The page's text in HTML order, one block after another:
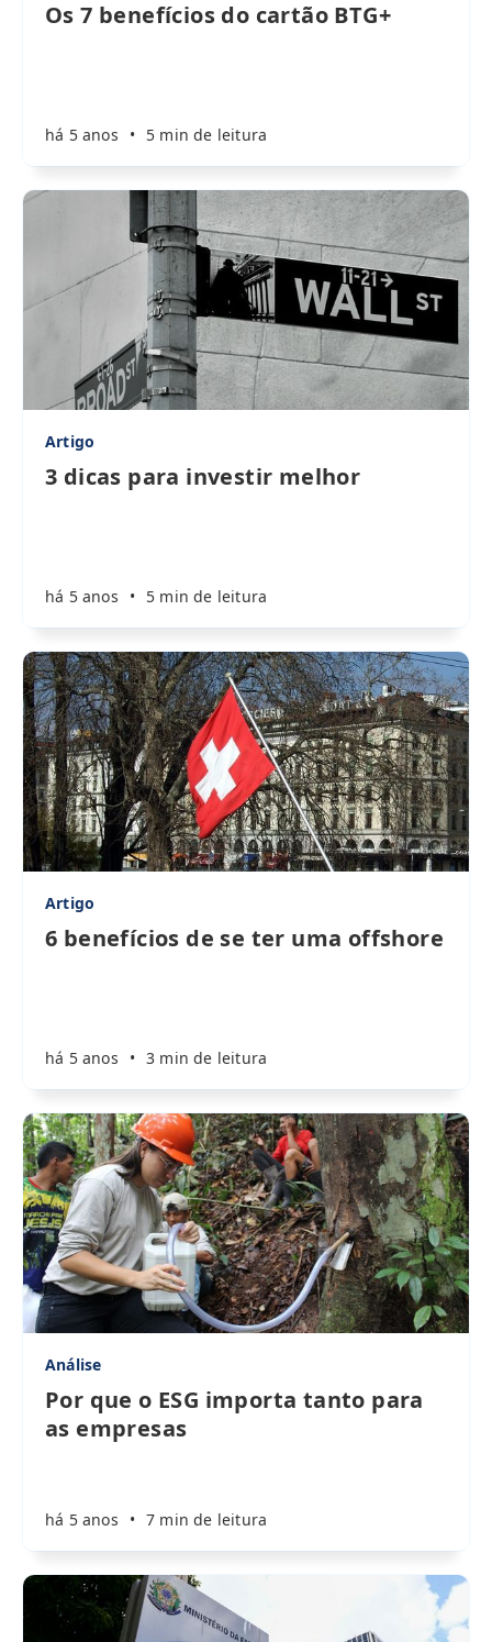
Os 7 benefícios do cartão BTG+
há 5 anos • 5 min de leitura
Artigo
3 dicas para investir melhor
há 5 anos • 5 min de leitura
Artigo
6 benefícios de se ter uma offshore
há 5 anos • 3 min de leitura
Análise
Por que o ESG importa tanto para
as empresas
há 5 anos • 7 min de leitura